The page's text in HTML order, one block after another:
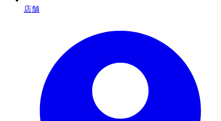
店舗